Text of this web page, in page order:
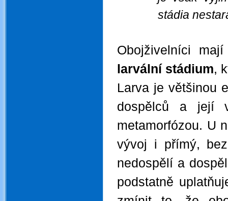
stádia
Obojživelníci
larvální stádium,
Larva je většinou
dospělců a její
metamorfózou. U
vývoj i přímý,
nedospělí a
podstatně